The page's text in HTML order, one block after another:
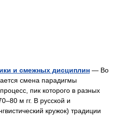
и смежных дисциплин — Во
смена парадигмы
пик которого в разных
м гг. В русской и
кружок) традиции